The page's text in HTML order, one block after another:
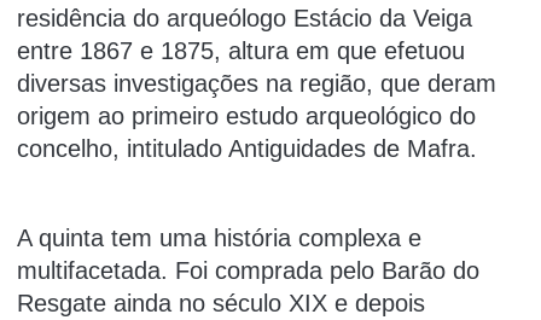
residência do arqueólogo Estácio da Veiga
entre 1867 e 1875, altura em que efetuou
diversas investigações na região, que deram
origem ao primeiro estudo arqueológico do
concelho, intitulado Antiguidades de Mafra.
A quinta tem uma história complexa e
multifacetada. Foi comprada pelo Barão do
Resgate ainda no século XIX e depois